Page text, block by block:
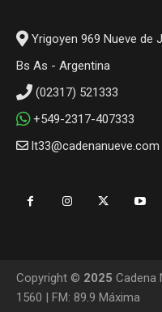
Yrigoyen 969 Nueve de
Bs As - Argentina
(02317) 521333
+549-2317-407333
lt33@cadenanueve.com
Copyright © 2025 Cadena
1560 | FM: 89.9 Máxima